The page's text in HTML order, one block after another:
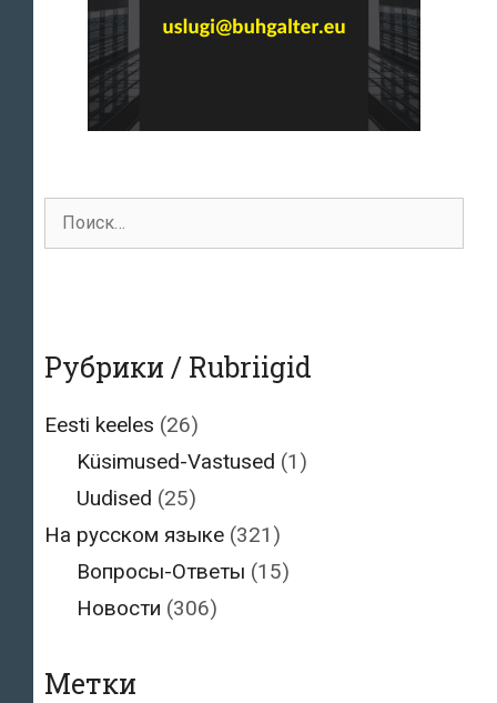
Поиск
для:
Рубрики / Rubriigid
Eesti keeles (26)
Küsimused-Vastused (1)
Uudised (25)
На русском языке (321)
Вопросы-Ответы (15)
Новости (306)
Метки